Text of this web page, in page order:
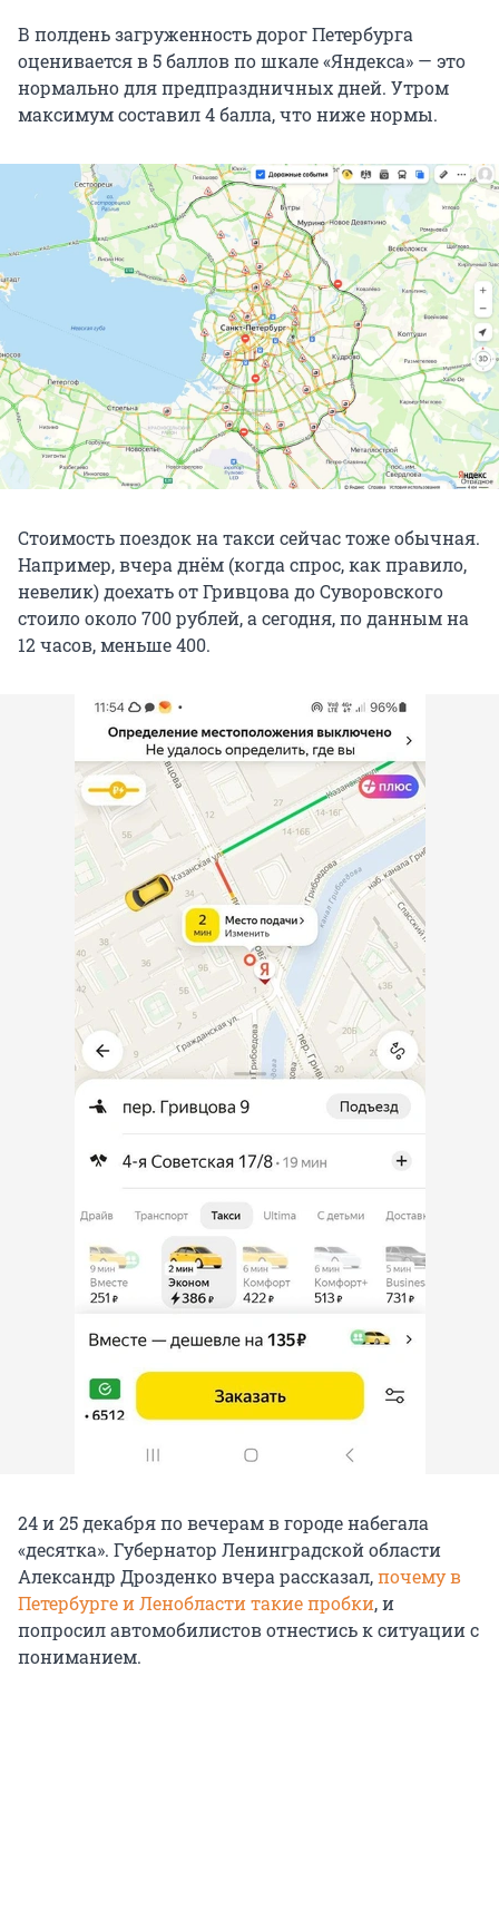
В полдень загруженность дорог Петербурга
оценивается в 5 баллов по шкале «Яндекса» — это
нормально для предпраздничных дней. Утром
максимум составил 4 балла, что ниже нормы.
Стоимость поездок на такси сейчас тоже обычная.
Например, вчера днём (когда спрос, как правило,
невелик) доехать от Гривцова до Суворовского
стоило около 700 рублей, а сегодня, по данным на
12 часов, меньше 400.
24 и 25 декабря по вечерам в городе набегала
«десятка». Губернатор Ленинградской области
Александр Дрозденко вчера рассказал,почему в
Петербурге и Ленобласти такие пробки, и
попросил автомобилистов отнестись к ситуации с
пониманием.